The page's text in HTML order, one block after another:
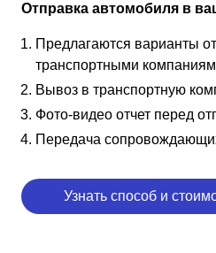
Отправка автомобиля в
Предлагаются варианты
транспортными
Вывоз в транспортную
Фото-видео отчет перед
Передача
Узнать способ и